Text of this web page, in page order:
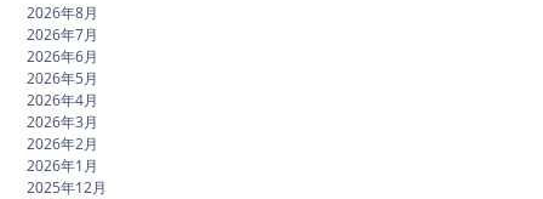
2026年8月
2026年7月
2026年6月
2026年5月
2026年4月
2026年3月
2026年2月
2026年1月
2025年12月